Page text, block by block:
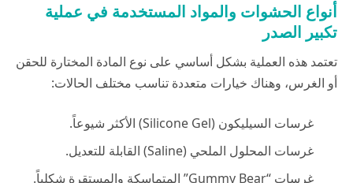
أنواع الحشوات والمواد المستخدمة في عملية
تكبير الصدر
تعتمد هذه العملية بشكل أساسي على نوع المادة المختارة للحقن
أو الغرس، وهناك خيارات متعددة تناسب مختلف الحالات:
غرسات السيليكون (Silicone Gel) الأكثر شيوعاً.
غرسات المحلول الملحي (Saline) القابلة للتعديل.
غرسات “Gummy Bear” المتماسكة والمستقرة شكلياً.